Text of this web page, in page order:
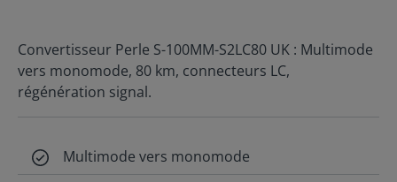
Convertisseur Perle S-100MM-S2LC80 UK : Multimode
vers monomode, 80 km, connecteurs LC,
régénération signal.
Multimode vers monomode